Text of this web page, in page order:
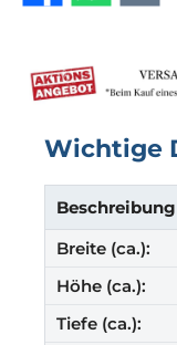
Wichtige
Beschreibung
Breite (ca.):
Höhe (ca.):
Tiefe (ca.):